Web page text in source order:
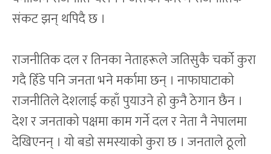
संकट झन् थपिदै छ ।
राजनीतिक दल र तिनका नेताहरूले जतिसुकै चर्को कुरा
गदै हिँडे पनि जनता भने मर्कामा छन् । नाफाघाटाको
राजनीतिले देशलाई कहाँ पुयाउने हो कुनै ठेगान छैन ।
देश र जनताको पक्षमा काम गर्ने दल र नेता नै नेपालमा
देखिएनन् । यो बडो समस्याको कुरा छ । जनताले ठूलो